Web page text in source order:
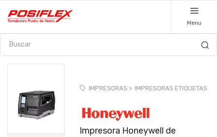
Menu
IMPRESORAS > IMPRESORAS ETIQUETAS
Impresora Honeywell de